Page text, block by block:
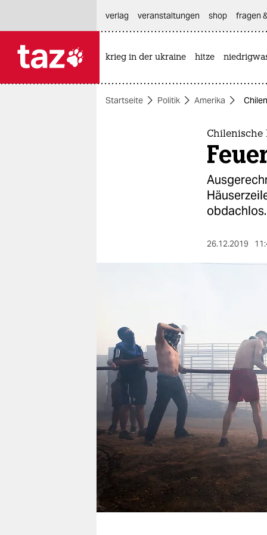
themen
verlag
verlag
veranstaltungen
shop
fragen & hilfe
unterstützen
genossenschaft
verlag
veranstaltungen shop fragen
krieg in der ukraine hitze
Startseite Politik Amerika
Chilenische
obdachlos.
26.12.2019